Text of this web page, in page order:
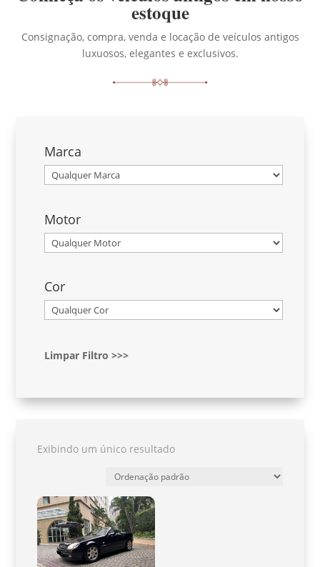
estoque
Consignação, compra, venda e locação de veículos antigos
luxuosos, elegantes e exclusivos.
Marca
Motor
Cor
Limpar Filtro >>>
Exibindo um único resultado